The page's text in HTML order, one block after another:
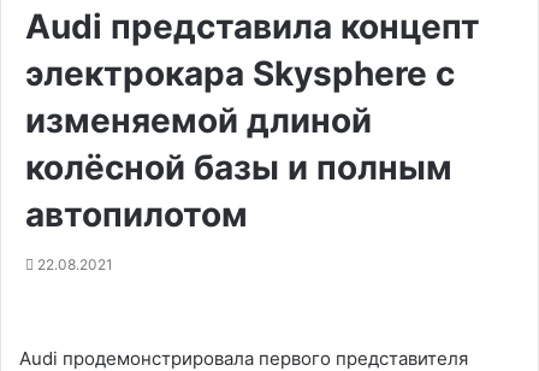
Audi представила концепт
электрокара Skysphere с
изменяемой длиной
колёсной базы и полным
автопилотом
22.08.2021
Audi продемонстрировала первого представителя